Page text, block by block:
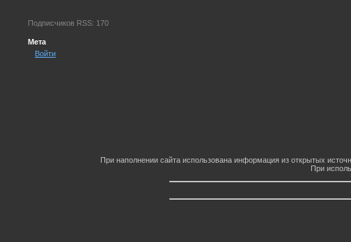
Подписчиков RSS: 170
Мета
Войти
При наполнении сайта использована информация из открытых
При